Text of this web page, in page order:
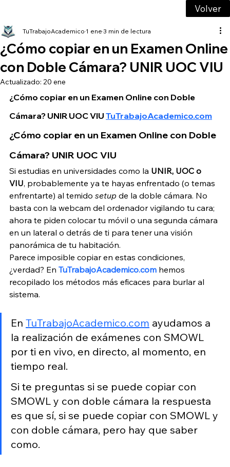
Volver
¿Cómo copiar en un Examen Online
con Doble Cámara? UNIR UOC VIU
TuTrabajoAcademico 1 ene 3 min de lectura
Actualizado: 20 ene
¿Cómo copiar en un Examen Online con Doble
Cámara? UNIR UOC VIU TuTrabajoAcademico.com
¿Cómo copiar en un Examen Online con Doble
Cámara? UNIR UOC VIU
Si estudias en universidades como la UNIR, UOC o
VIU, probablemente ya te hayas enfrentado (o temas
enfrentarte) al temido setup de la doble cámara. No
basta con la webcam del ordenador vigilando tu cara;
ahora te piden colocar tu móvil o una segunda cámara
en un lateral o detrás de ti para tener una visión
panorámica de tu habitación.
Parece imposible copiar en estas condiciones,
¿verdad? En TuTrabajoAcademico.com hemos
recopilado los métodos más eficaces para burlar al
sistema.
En TuTrabajoAcademico.com ayudamos a
la realización de exámenes con SMOWL
por ti en vivo, en directo, al momento, en
tiempo real.
Si te preguntas si se puede copiar con
SMOWL y con doble cámara la respuesta
es que sí, si se puede copiar con SMOWL y
con doble cámara, pero hay que saber
como.